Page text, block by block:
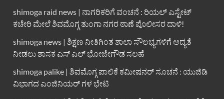
shimoga raid news | ನಾಗರಿಕರಿಗೆ ವಂಚನೆ : ರಿಯಲ್ ಎಸ್ಟೇಟ್
ಕಚೇರಿ ಮೇಲೆ ಶಿವಮೊಗ್ಗ ತುಂಗಾ ನಗರ ಠಾಣೆ ಪೊಲೀಸರ ದಾಳಿ!
shimoga news | ಶಿಕ್ಷಣ ನೀತಿಗಿಂತ ಶಾಲಾ ಸೌಲಭ್ಯಗಳಿಗೆ ಆದ್ಯತೆ
ನೀಡಲು ಶಾಸಕ ಎಸ್ ಎಲ್ ಭೋಜೇಗೌಡ ಸಲಹೆ
shimoga palike | ಶಿವಮೊಗ್ಗ ಪಾಲಿಕೆ ಕಮೀಷನರ್ ಸೂಚನೆ : ಯುಜಿಡಿ
ವಿಭಾಗದ ಎಂಜಿನಿಯರ್ ಗಳ ಭೇಟಿ